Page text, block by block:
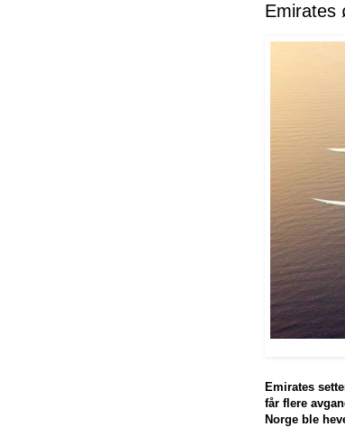
Emirates
Emirates
får flere
Norge ble